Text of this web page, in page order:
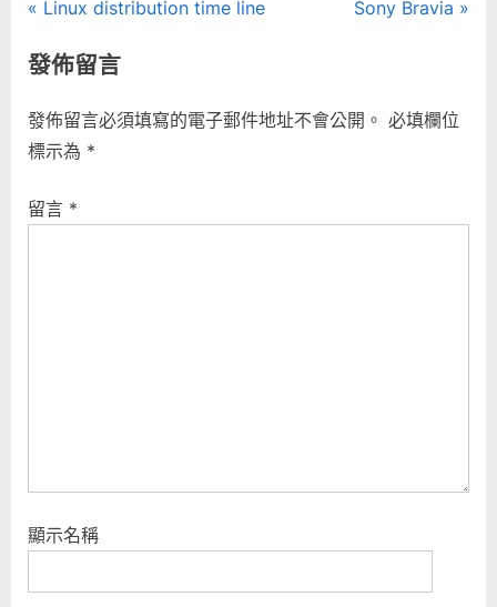
文
章
導
覽
P
e
i
o
s
Linux distribution time line
N
P
t
Sony Bravia
發佈留言
發佈留言必須填寫的電子郵件地址不會公開。 必填欄位
標示為 *
留言 *
顯示名稱